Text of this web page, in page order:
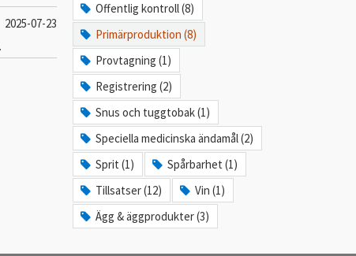
2025-07-23
Offentlig kontroll (8)
Primärproduktion (8)
Provtagning (1)
Registrering (2)
Snus och tuggtobak (1)
Speciella medicinska ändamål (2)
Sprit (1)
Spårbarhet (1)
Tillsatser (12)
Vin (1)
Ägg & äggprodukter (3)